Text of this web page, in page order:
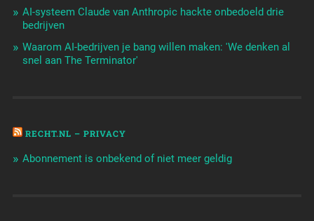
AI-systeem Claude van Anthropic hackte onbedoeld drie
bedrijven
Waarom AI-bedrijven je bang willen maken: 'We denken al
snel aan The Terminator'
RECHT.NL – PRIVACY
Abonnement is onbekend of niet meer geldig